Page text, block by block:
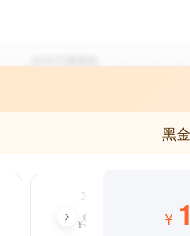
黑
3个月
¥99 ¥